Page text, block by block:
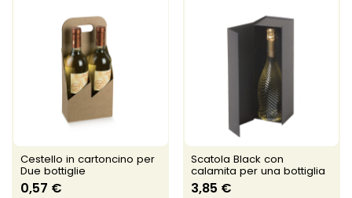
Cestello in cartoncino per
Due bottiglie
0,57 €
Scatola Black con
calamita per una bottiglia
3,85 €